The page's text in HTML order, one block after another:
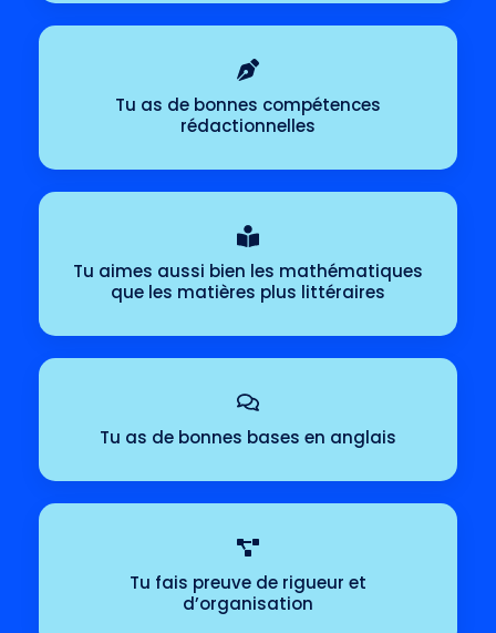
Tu as de bonnes compétences
rédactionnelles
Tu aimes aussi bien les mathématiques
que les matières plus littéraires
Tu as de bonnes bases en anglais
Tu fais preuve de rigueur et
d’organisation